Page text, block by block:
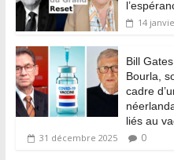
14
Bill
Bourla,
cadre
liés au
31 décembre 2025 0